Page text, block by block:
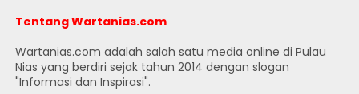
Tentang Wartanias.com
Wartanias.com adalah salah satu media online di Pulau
Nias yang berdiri sejak tahun 2014 dengan slogan
"Informasi dan Inspirasi".